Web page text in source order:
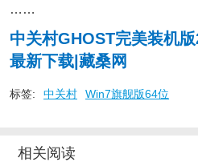
……
中关村GHOST完美装机
最新下载|藏桑网
标签: 中关村 Win7旗舰版64位
相关阅读